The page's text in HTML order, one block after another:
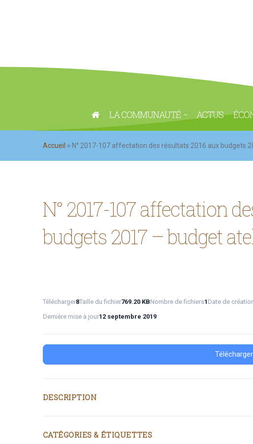
LA COMMUNAUTÉ ACTUS
Accueil » N° 2017-107 affectation des résultats 2016 aux budgets
N° 2017-107 affectation
budgets 2017 – budget
Télécharger8Taille du fichier769.20 KBNombre de fichiers1 Date de
Dernière mise à jour12 septembre 2019
Télécharger
DESCRIPTION
CATÉGORIES & ÉTIQUETTES